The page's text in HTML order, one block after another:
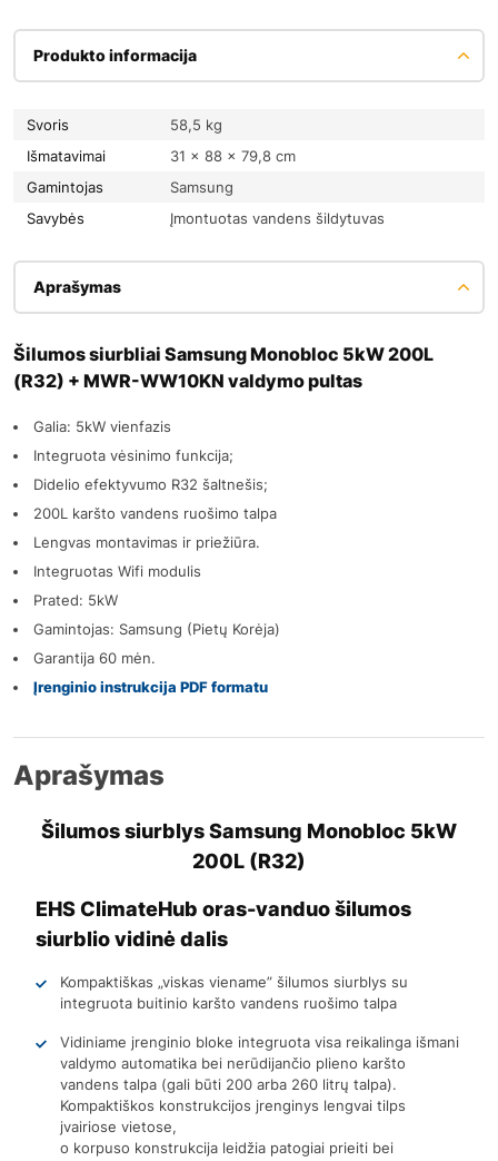
Produkto informacija
Svoris
58,5 kg
Išmatavimai
31 × 88 × 79,8 cm
Gamintojas
Samsung
Savybės
Įmontuotas vandens šildytuvas
Aprašymas
Šilumos siurbliai Samsung Monobloc 5kW 200L
(R32) + MWR-WW10KN valdymo pultas
Galia: 5kW vienfazis
Integruota vėsinimo funkcija;
Didelio efektyvumo R32 šaltnešis;
200L karšto vandens ruošimo talpa
Lengvas montavimas ir priežiūra.
Integruotas Wifi modulis
Prated: 5kW
Gamintojas: Samsung (Pietų Korėja)
Garantija 60 mėn.
Įrenginio instrukcija PDF formatu
Aprašymas
Šilumos siurblys Samsung Monobloc 5kW
200L (R32)
EHS ClimateHub oras-vanduo šilumos
siurblio vidinė dalis
Kompaktiškas „viskas viename” šilumos siurblys su
integruota buitinio karšto vandens ruošimo talpa
Vidiniame jrenginio bloke integruota visa reikalinga išmani
valdymo automatika bei nerūdijančio plieno karšto
vandens talpa (gali būti 200 arba 260 litrų talpa).
Kompaktiškos konstrukcijos jrenginys lengvai tilps
jvairiose vietose,
o korpuso konstrukcija leidžia patogiai prieiti bei